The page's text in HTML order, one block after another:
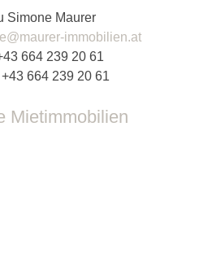
Simone Maurer
immobilien.at
664 239 20 61
+43 664 239 20 61
Mietimmobilien